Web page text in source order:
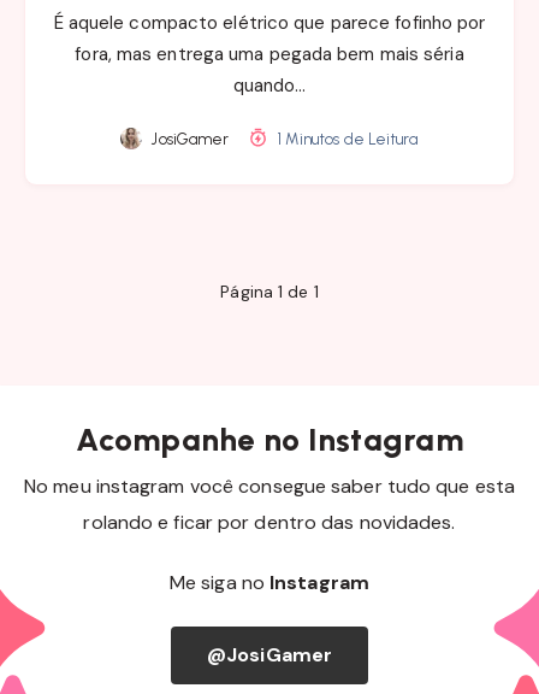
É aquele compacto elétrico que parece fofinho por
fora, mas entrega uma pegada bem mais séria
quando…
JosiGamer 1 Minutos de Leitura
Página 1 de 1
Acompanhe no Instagram
No meu instagram você consegue saber tudo que esta
rolando e ficar por dentro das novidades.
Me siga no Instagram
@JosiGamer